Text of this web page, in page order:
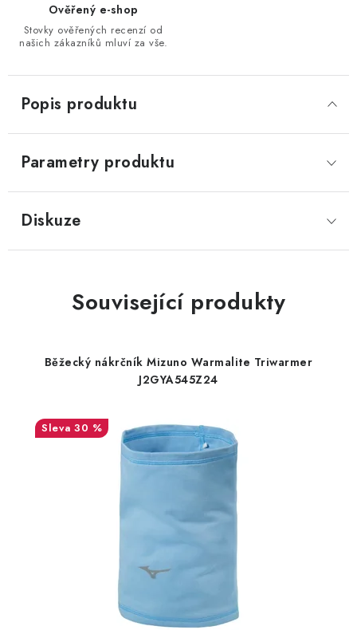
Ověřený e-shop
Stovky ověřených recenzí od
našich zákazníků mluví za vše.
Popis produktu
Parametry produktu
Diskuze
Související produkty
Běžecký nákrčník Mizuno Warmalite Triwarmer
J2GYA545Z24
30 %